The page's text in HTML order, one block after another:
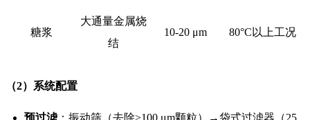
糖浆
大通量金属烧
结
10-20 μm 80°C以上工况
（2）系统配置
预过滤 ：振动筛（去除>100 μm颗粒）→袋式过滤器（25